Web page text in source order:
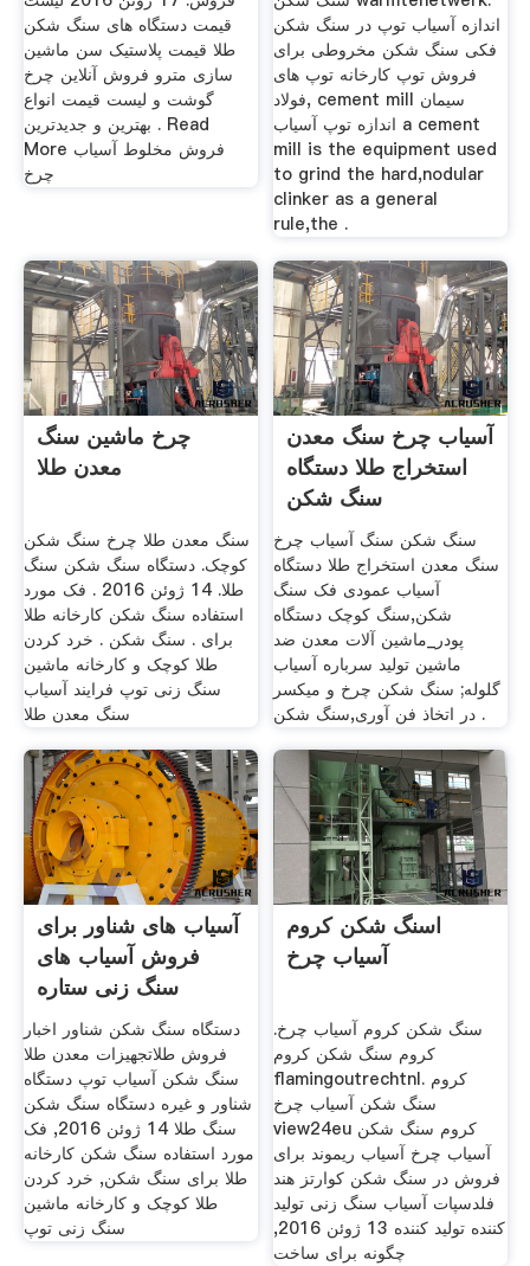
قیمت دستگاه های سنگ شکن
طلا قیمت پلاستیک سن ماشین
سازی مترو فروش آنلاین چرخ
گوشت و لیست قیمت انواع
بهترین و جدیدترین . Read
More فروش مخلوط آسیاب
چرخ
اندازه آسیاب توپ در سنگ شکن
فکی سنگ شکن مخروطی برای
فروش توپ کارخانه توپ های
فولاد, cement mill سیمان
اندازه توپ آسیاب a cement
mill is the equipment used
to grind the hard,nodular
clinker as a general
rule,the .
چرخ ماشین سنگ
معدن طلا
سنگ معدن طلا چرخ سنگ شکن
کوچک. دستگاه سنگ شکن سنگ
طلا. 14 ژوئن 2016 . فک مورد
استفاده سنگ شکن کارخانه طلا
برای . سنگ شکن . خرد کردن
طلا کوچک و کارخانه ماشین
سنگ زنی توپ فرایند آسیاب
سنگ معدن طلا
آسیاب چرخ سنگ معدن
استخراج طلا دستگاه
سنگ شکن
سنگ شکن سنگ آسیاب چرخ
سنگ معدن استخراج طلا دستگاه
آسیاب عمودی فک سنگ
شکن,سنگ کوچک دستگاه
پودر_ماشین آلات معدن ضد
ماشین تولید سرباره آسیاب
گلوله; سنگ شکن چرخ و میکسر
در اتخاذ فن آوری,سنگ شکن .
آسیاب های شناور برای
فروش آسیاب های
سنگ زنی ستاره
دستگاه سنگ شکن شناور اخبار
فروش طلاتجهیزات معدن طلا
سنگ شکن آسیاب توپ دستگاه
شناور و غیره دستگاه سنگ شکن
سنگ طلا 14 ژوئن 2016, فک
مورد استفاده سنگ شکن کارخانه
طلا برای سنگ شکن, خرد کردن
طلا کوچک و کارخانه ماشین
سنگ زنی توپ
اسنگ شکن کروم
آسیاب چرخ
سنگ شکن کروم آسیاب چرخ.
کروم سنگ شکن کروم
flamingoutrechtnl. کروم
سنگ شکن آسیاب چرخ
view24eu کروم سنگ شکن
آسیاب چرخ آسیاب ریموند برای
فروش در سنگ شکن کوارتز هند
فلدسپات آسیاب سنگ زنی تولید
کننده تولید کننده 13 ژوئن 2016,
چگونه برای ساخت